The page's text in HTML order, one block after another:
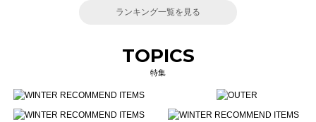
ランキング一覧を見る
TOPICS
特集